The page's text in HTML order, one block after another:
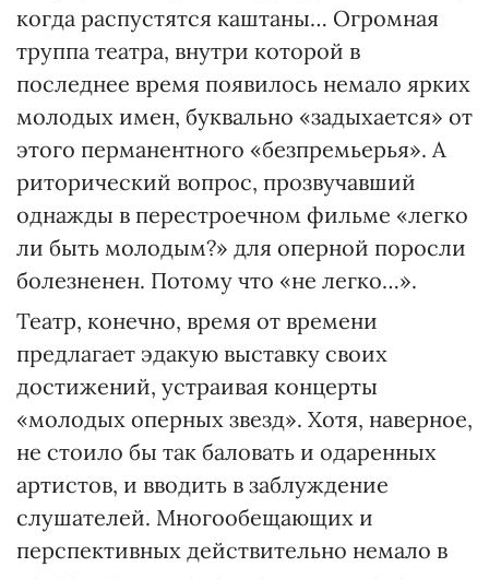
когда распустятся каштаны… Огромная
труппа театра, внутри которой в
последнее время появилось немало ярких
молодых имен, буквально «задыхается» от
этого перманентного «безпремьерья». А
риторический вопрос, прозвучавший
однажды в перестроечном фильме «легко
ли быть молодым?» для оперной поросли
болезненен. Потому что «не легко…».
Театр, конечно, время от времени
предлагает эдакую выставку своих
достижений, устраивая концерты
«молодых оперных звезд». Хотя, наверное,
не стоило бы так баловать и одаренных
артистов, и вводить в заблуждение
слушателей. Многообещающих и
перспективных действительно немало в